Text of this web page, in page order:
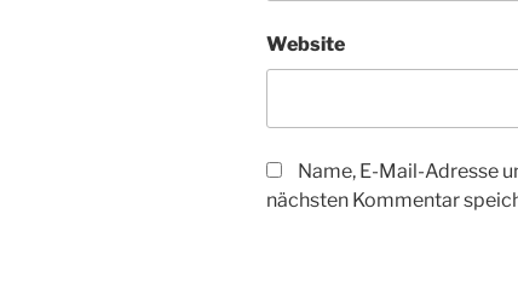
Website
Name, E-Mail-Adresse
nächsten Kommentar